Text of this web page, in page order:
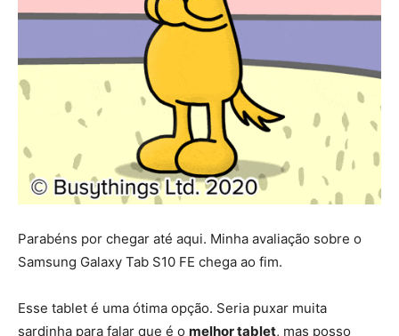
Parabéns por chegar até aqui. Minha avaliação sobre o
Samsung Galaxy Tab S10 FE chega ao fim.
Esse tablet é uma ótima opção. Seria puxar muita
sardinha para falar que é o melhor tablet, mas posso